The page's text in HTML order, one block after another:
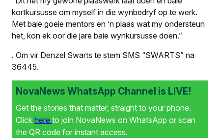
kortkursusse om myself in die wynbedryf op te werk.
Met baie goeie mentors en ’n plaas wat my ondersteun
het, kon ek oor die jare baie wynkursusse doen.”
. Om vir Denzel Swarts te stem SMS “SWARTS” na
36445.
NovaNews WhatsApp Channel is LIVE!
Get the stories that matter, straight to your phone.
Click here to join NovaNews on WhatsApp or scan
the QR code for instant access.